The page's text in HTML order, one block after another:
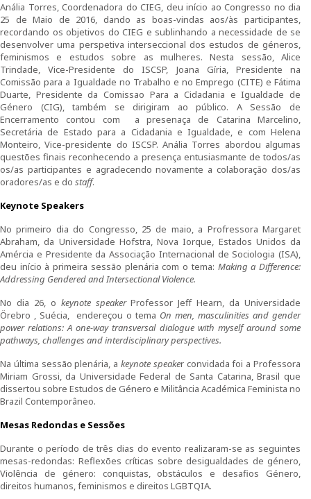
Publicações
Atividades do CIEG
Conferências de Aniversário do CIEG
Outras Conferências do CIEG
Género em debate
Workshops
1º Congresso Internacional
Call for papers
Website do Congresso
Fotografias e video
Apresentações
2º Congresso Internacional
Mensagem de Boas-Vindas
Programa
Website do Congresso
Mensagem de agradecimento
Anália Torres, Coordenadora do CIEG, deu início ao Congresso no dia
25 de Maio de 2016, dando as boas-vindas aos/às participantes,
recordando os objetivos do CIEG e sublinhando a necessidade de se
desenvolver uma perspetiva interseccional dos estudos de géneros,
feminismos e estudos sobre as mulheres. Nesta sessão, Alice
Trindade, Vice-Presidente do ISCSP, Joana Gíria, Presidente na
Comissão para a Igualdade no Trabalho e no Emprego (CITE) e Fátima
Duarte, Presidente da Comissao Para a Cidadania e Igualdade de
Género (CIG), também se dirigiram ao público. A Sessão de
Encerramento contou com a presenaça de Catarina Marcelino,
Secretária de Estado para a Cidadania e Igualdade, e com Helena
Monteiro, Vice-presidente do ISCSP. Anália Torres abordou algumas
questões finais reconhecendo a presença entusiasmante de todos/as
os/as participantes e agradecendo novamente a colaboração dos/as
oradores/as e do staff.
Keynote Speakers
No primeiro dia do Congresso, 25 de maio, a Profressora Margaret
Abraham, da Universidade Hofstra, Nova Iorque, Estados Unidos da
Amércia e Presidente da Associação Internacional de Sociologia (ISA),
deu início à primeira sessão plenária com o tema: Making a Difference:
Addressing Gendered and Intersectional Violence.
No dia 26, o keynote speakerProfessor Jeff Hearn, da Universidade
Örebro , Suécia, endereçou o tema On men, masculinities and gender
powerrelations: A one-way transversal dialogue with myself around some
pathways, challenges and interdisciplinary perspectives.
Na última sessão plenária, a keynote speaker convidada foi a Professora
Miriam Grossi, da Universidade Federal de Santa Catarina, Brasil que
dissertou sobre Estudos de Género e Militância Académica Feminista no
Brazil Contemporâneo.
Mesas Redondas e Sessões
Durante o período de três dias do evento realizaram-se as seguintes
mesas-redondas: Reflexões críticas sobre desigualdades de género,
Violência de género: conquistas, obstáculos e desafios Género,
direitos humanos, feminismos e direitos LGBTQIA.